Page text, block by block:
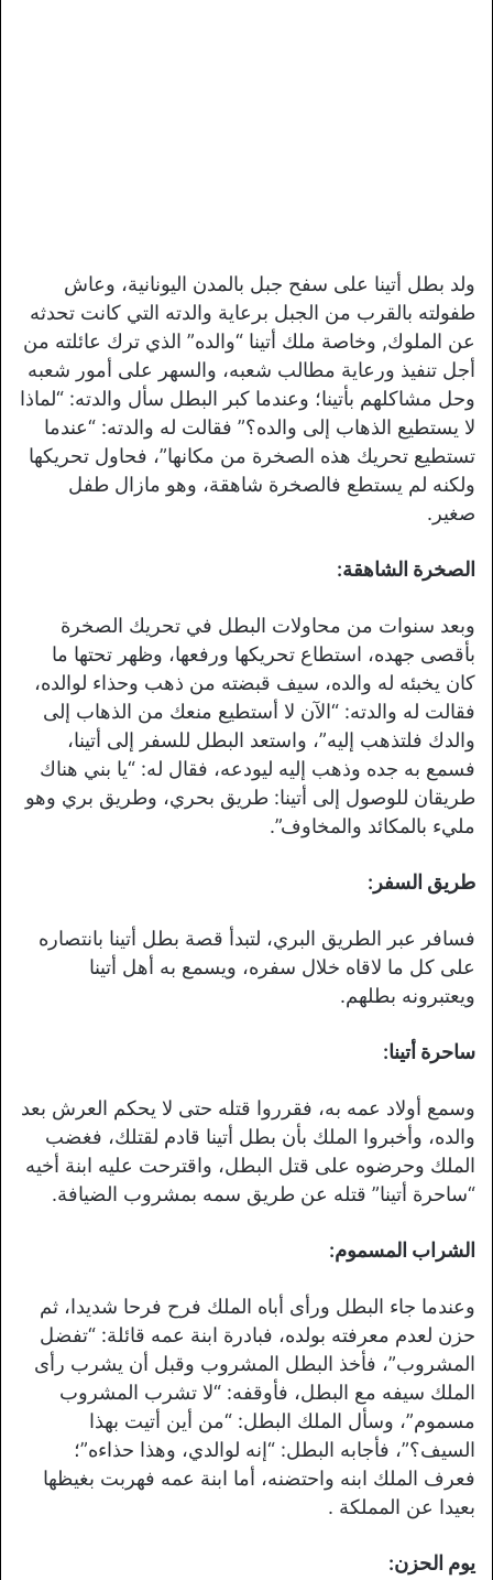
ولد بطل أتينا على سفح جبل بالمدن اليونانية، وعاش
طفولته بالقرب من الجبل برعاية والدته التي كانت تحدثه
عن الملوك, وخاصة ملك أتينا “والده” الذي ترك عائلته من
أجل تنفيذ ورعاية مطالب شعبه، والسهر على أمور شعبه
وحل مشاكلهم بأتينا؛ وعندما كبر البطل سأل والدته: “لماذا
لا يستطيع الذهاب إلى والده؟” فقالت له والدته: “عندما
تستطيع تحريك هذه الصخرة من مكانها”، فحاول تحريكها
ولكنه لم يستطع فالصخرة شاهقة، وهو مازال طفل
صغير.
الصخرة الشاهقة:
وبعد سنوات من محاولات البطل في تحريك الصخرة
بأقصى جهده، استطاع تحريكها ورفعها، وظهر تحتها ما
كان يخبئه له والده، سيف قبضته من ذهب وحذاء لوالده،
فقالت له والدته: “الآن لا أستطيع منعك من الذهاب إلى
والدك فلتذهب إليه”، واستعد البطل للسفر إلى أتينا،
فسمع به جده وذهب إليه ليودعه، فقال له: “يا بني هناك
طريقان للوصول إلى أتينا: طريق بحري، وطريق بري وهو
مليء بالمكائد والمخاوف”.
طريق السفر:
فسافر عبر الطريق البري، لتبدأ قصة بطل أتينا بانتصاره
على كل ما لاقاه خلال سفره، ويسمع به أهل أتينا
ويعتبرونه بطلهم.
ساحرة أتينا:
وسمع أولاد عمه به، فقرروا قتله حتى لا يحكم العرش بعد
والده، وأخبروا الملك بأن بطل أتينا قادم لقتلك، فغضب
الملك وحرضوه على قتل البطل، واقترحت عليه ابنة أخيه
“ساحرة أتينا” قتله عن طريق سمه بمشروب الضيافة.
الشراب المسموم:
وعندما جاء البطل ورأى أباه الملك فرح فرحا شديدا، ثم
حزن لعدم معرفته بولده، فبادرة ابنة عمه قائلة: “تفضل
المشروب”، فأخذ البطل المشروب وقبل أن يشرب رأى
الملك سيفه مع البطل، فأوقفه: “لا تشرب المشروب
مسموم”، وسأل الملك البطل: “من أين أتيت بهذا
السيف؟”، فأجابه البطل: “إنه لوالدي، وهذا حذاءه”؛
فعرف الملك ابنه واحتضنه، أما ابنة عمه فهربت بغيظها
بعيدا عن المملكة .
يوم الحزن: